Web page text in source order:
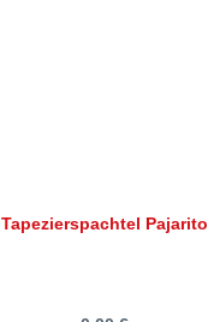
Tapezierspachtel Pajarito